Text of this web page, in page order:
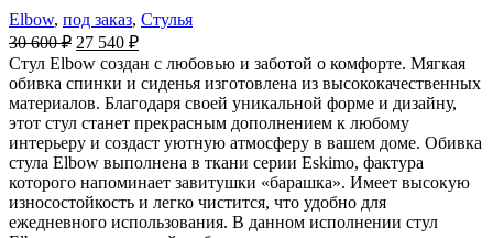
Elbow, под заказ, Стулья
30 600₽ 27 540 ₽
Стул Elbow создан с любовью и заботой о комфорте. Мягкая
обивка спинки и сиденья изготовлена из высококачественных
материалов. Благодаря своей уникальной форме и дизайну,
этот стул станет прекрасным дополнением к любому
интерьеру и создаст уютную атмосферу в вашем доме. Обивка
стула Elbow выполнена в ткани серии Eskimo, фактура
которого напоминает завитушки «барашка». Имеет высокую
износостойкость и легко чистится, что удобно для
ежедневного использования. В данном исполнении стул